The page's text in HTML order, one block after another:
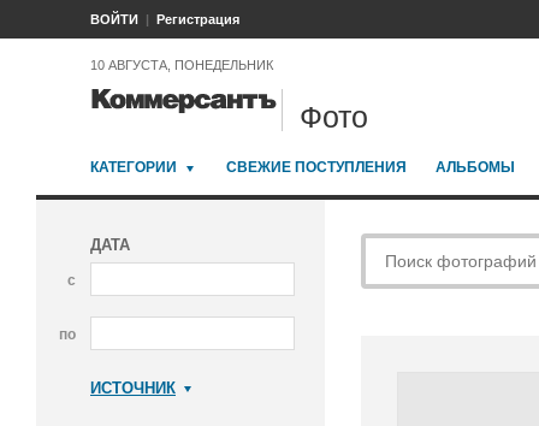
ВОЙТИ Регистрация
10 АВГУСТА, ПОНЕДЕЛЬНИК
Фото
КАТЕГОРИИ СВЕЖИЕ ПОСТУПЛЕНИЯ АЛЬБОМЫ
ДАТА
с
по
ИСТОЧНИК